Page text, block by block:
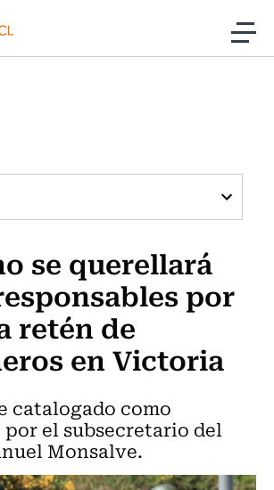
al contenido
y TV Usach
se querellará
por
retén de
en Victoria
catalogado como
por el subsecretario del
Monsalve.